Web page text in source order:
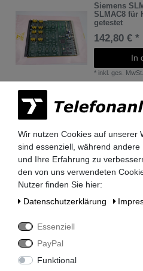
Siemens
SLMAC8 für
getestet
142,80 € *
In
* inkl. ges. MwSt.
Siemens
gebraucht
535,50 € *
In
Wir nutzen Cookies auf unserer
sind essenziell, während
und Ihre Erfahrung zu
den von uns verwendeten
Nutzer finden Sie hier:
Daten­schutz­erklärung
Essenziell
PayPal
Funktional